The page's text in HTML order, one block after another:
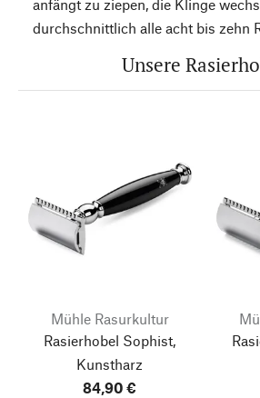
anfängt zu ziepen, die Klinge
durchschnittlich alle acht bis zehn
Unsere
Mühle Rasurkultur
Rasierhobel Sophist,
Kunstharz
84,90 €